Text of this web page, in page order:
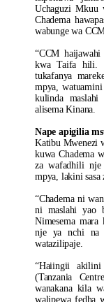
Uchaguzi Mkuu
Chadema
wabunge wa
“CCM
kwa Taifa hili.
tukafanya
mpya,
kulinda
alisema Kinana.
Nape apigilia
Katibu Mwenezi
kuwa Chadema
za wafadhili nje
mpya, lakini sasa
“Chadema ni
ni maslahi yao
Nimesema mara
nje ya nchi na
watazilipaje.
“Haiingii
(Tanzania
wanakana kila
walipewa fedha